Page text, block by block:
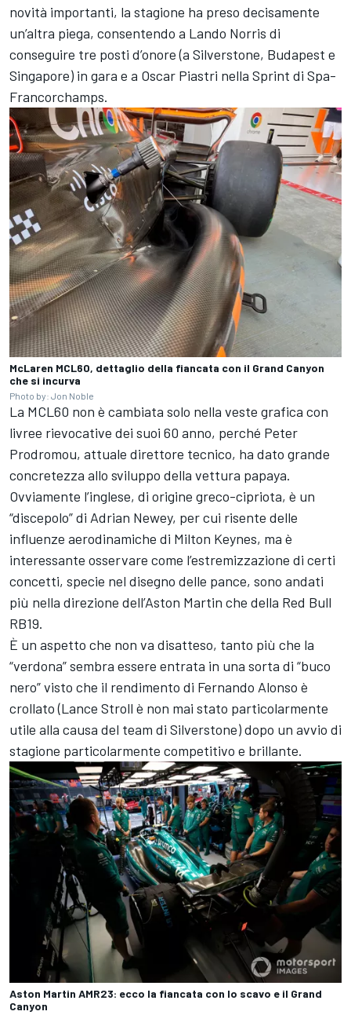
novità importanti, la stagione ha preso decisamente
un’altra piega, consentendo a Lando Norris di
conseguire tre posti d’onore (a Silverstone, Budapest e
Singapore) in gara e a Oscar Piastri nella Sprint di Spa-
Francorchamps.
McLaren MCL60, dettaglio della fiancata con il Grand Canyon
che si incurva
Photo by: Jon Noble
La MCL60 non è cambiata solo nella veste grafica con
livree rievocative dei suoi 60 anno, perché Peter
Prodromou, attuale direttore tecnico, ha dato grande
concretezza allo sviluppo della vettura papaya.
Ovviamente l’inglese, di origine greco-cipriota, è un
“discepolo” di Adrian Newey, per cui risente delle
influenze aerodinamiche di Milton Keynes, ma è
interessante osservare come l’estremizzazione di certi
concetti, specie nel disegno delle pance, sono andati
più nella direzione dell’Aston Martin che della Red Bull
RB19.
È un aspetto che non va disatteso, tanto più che la
“verdona” sembra essere entrata in una sorta di “buco
nero” visto che il rendimento di Fernando Alonso è
crollato (Lance Stroll è non mai stato particolarmente
utile alla causa del team di Silverstone) dopo un avvio di
stagione particolarmente competitivo e brillante.
Aston Martin AMR23: ecco la fiancata con lo scavo e il Grand
Canyon